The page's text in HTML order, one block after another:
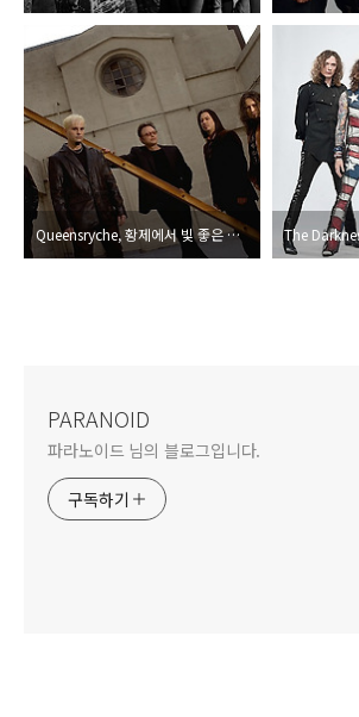
Queensryche, 황제에서 빛 좋은 넝마장수로
PARANOID
파라노이드 님의 블로그입니다.
구독하기